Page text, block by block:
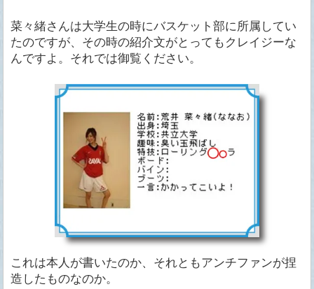
菜々緒さんは大学生の時にバスケット部に所属してい
たのですが、その時の紹介文がとってもクレイジーな
んですよ。それでは御覧ください。
これは本人が書いたのか、それともアンチファンが捏
造したものなのか。